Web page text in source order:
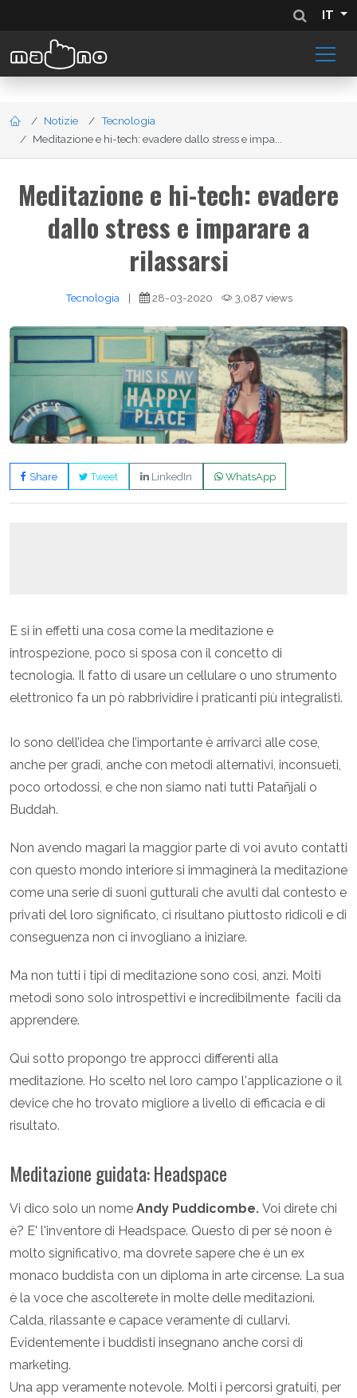
IT
Notizie
Tecnologia
Meditazione e hi-tech: evadere dallo stress e impa...
Meditazione e hi-tech: evadere
dallo stress e imparare a
rilassarsi
Tecnologia | 28-03-2020 3,087 views
Share Tweet LinkedIn WhatsApp
E si in effetti una cosa come la meditazione e
introspezione, poco si sposa con il concetto di
tecnologia. Il fatto di usare un cellulare o uno strumento
elettronico fa un pò rabbrividire i praticanti più integralisti.
Io sono dell’idea che l’importante è arrivarci alle cose,
anche per gradi, anche con metodi alternativi, inconsueti,
poco ortodossi, e che non siamo nati tutti Patañjali o
Buddah.
Non avendo magari la maggior parte di voi avuto contatti
con questo mondo interiore si immaginerà la meditazione
come una serie di suoni gutturali che avulti dal contesto e
privati del loro significato, ci risultano piuttosto ridicoli e di
conseguenza non ci invogliano a iniziare.
Ma non tutti i tipi di meditazione sono cosi, anzi. Molti
metodi sono solo introspettivi e incredibilmente facili da
apprendere.
Qui sotto propongo tre approcci differenti alla
meditazione. Ho scelto nel loro campo l'applicazione o il
device che ho trovato migliore a livello di efficacia e di
risultato.
Meditazione guidata: Headspace
Vi dico solo un nome Andy Puddicombe. Voi direte chi
è? E' l'inventore di Headspace. Questo di per sè noon è
molto significativo, ma dovrete sapere che è un ex
monaco buddista con un diploma in arte circense. La sua
è la voce che ascolterete in molte delle meditazioni.
Calda, rilassante e capace veramente di cullarvi.
Evidentemente i buddisti insegnano anche corsi di
marketing.
Una app veramente notevole. Molti i percorsi gratuiti, per